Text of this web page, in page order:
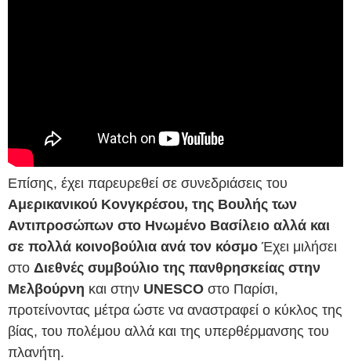
Επίσης, έχει παρευρεθεί σε συνεδριάσεις του
Αμερικανικού Κονγκρέσου, της Βουλής των
Αντιπροσώπων στο Ηνωμένο Βασίλειο αλλά και
σε πολλά κοινοβούλια ανά τον κόσμο Έχει μιλήσει
στο Διεθνές συμβούλιο της πανθρησκείας στην
Μελβούρνη και στην UNESCO στο Παρίσι,
προτείνοντας μέτρα ώστε να αναστραφεί ο κύκλος της
βίας, του πολέμου αλλά και της υπερθέρμανσης του
πλανήτη.